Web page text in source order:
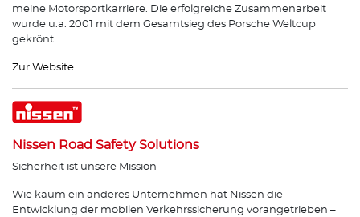
meine Motorsportkarriere. Die erfolgreiche Zusammenarbeit
wurde u.a. 2001 mit dem Gesamtsieg des Porsche Weltcup
gekrönt.
Zur Website
Nissen Road Safety Solutions
Sicherheit ist unsere Mission
Wie kaum ein anderes Unternehmen hat Nissen die
Entwicklung der mobilen Verkehrssicherung vorangetrieben –